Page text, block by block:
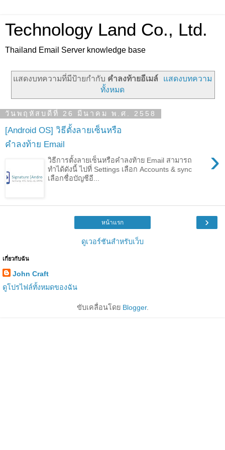
Technology Land Co., Ltd.
Thailand Email Server knowledge base
แสดงบทความที่มีป้ายกำกับ คำลงท้ายอีเมล์
แสดงบทความ
ทั้งหมด
วันพฤหัสบดีที่ 26 มีนาคม พ.ศ. 2558
[Android OS] วิธีตั้งลายเซ็นหรือ
คำลงท้าย Email
›
วิธีการตั้งลายเซ็นหรือคำลงท้าย Email สามารถ
ทำได้ดังนี้ ไปที่ Settings เลือก Accounts & sync
เลือกชื่อบัญชีอี...
›
หน้าแรก
ดูเวอร์ชันสำหรับเว็บ
เกี่ยวกับฉัน
John Craft
ดูโปรไฟล์ทั้งหมดของฉัน
ขับเคลื่อนโดย Blogger.